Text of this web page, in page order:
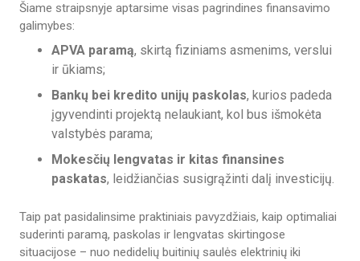
Šiame straipsnyje aptarsime visas pagrindines finansavimo
galimybes:
APVA paramą, skirtą fiziniams asmenims, verslui
ir ūkiams;
Bankų bei kredito unijų paskolas, kurios padeda
įgyvendinti projektą nelaukiant, kol bus išmokėta
valstybės parama;
Mokesčių lengvatas ir kitas finansines
paskatas, leidžiančias susigrąžinti dalį investicijų.
Taip pat pasidalinsime praktiniais pavyzdžiais, kaip optimaliai
suderinti paramą, paskolas ir lengvatas skirtingose
situacijose – nuo nedidelių buitinių saulės elektrinių iki